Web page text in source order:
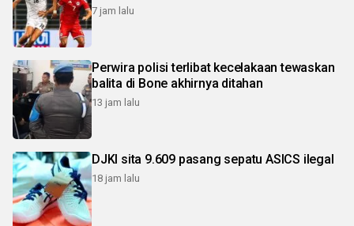
7 jam lalu
Perwira polisi terlibat kecelakaan tewaskan
balita di Bone akhirnya ditahan
13 jam lalu
DJKI sita 9.609 pasang sepatu ASICS ilegal
18 jam lalu